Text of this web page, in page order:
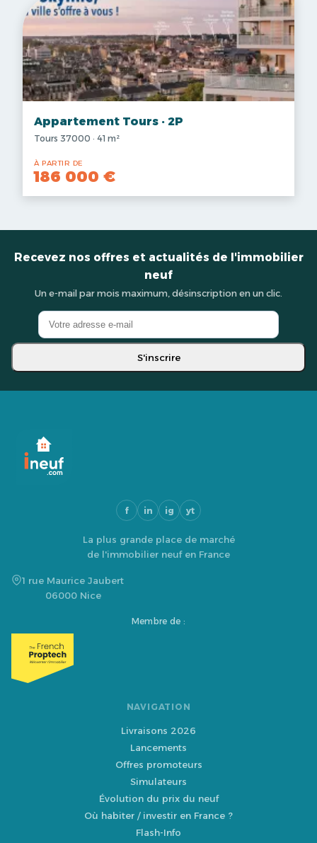
Appartement Tours · 2P
Tours 37000 · 41 m²
À PARTIR DE
186 000 €
Recevez nos offres et actualités de l'immobilier
neuf
Un e-mail par mois maximum, désinscription en un clic.
S'inscrire
f in ig yt
La plus grande place de marché
de l'immobilier neuf en France
1 rue Maurice Jaubert
06000 Nice
Membre de :
NAVIGATION
Livraisons 2026
Lancements
Offres promoteurs
Simulateurs
Évolution du prix du neuf
Où habiter / investir en France ?
Flash-Info